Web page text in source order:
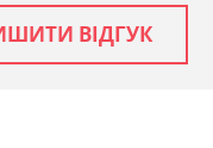
ВІДГУК